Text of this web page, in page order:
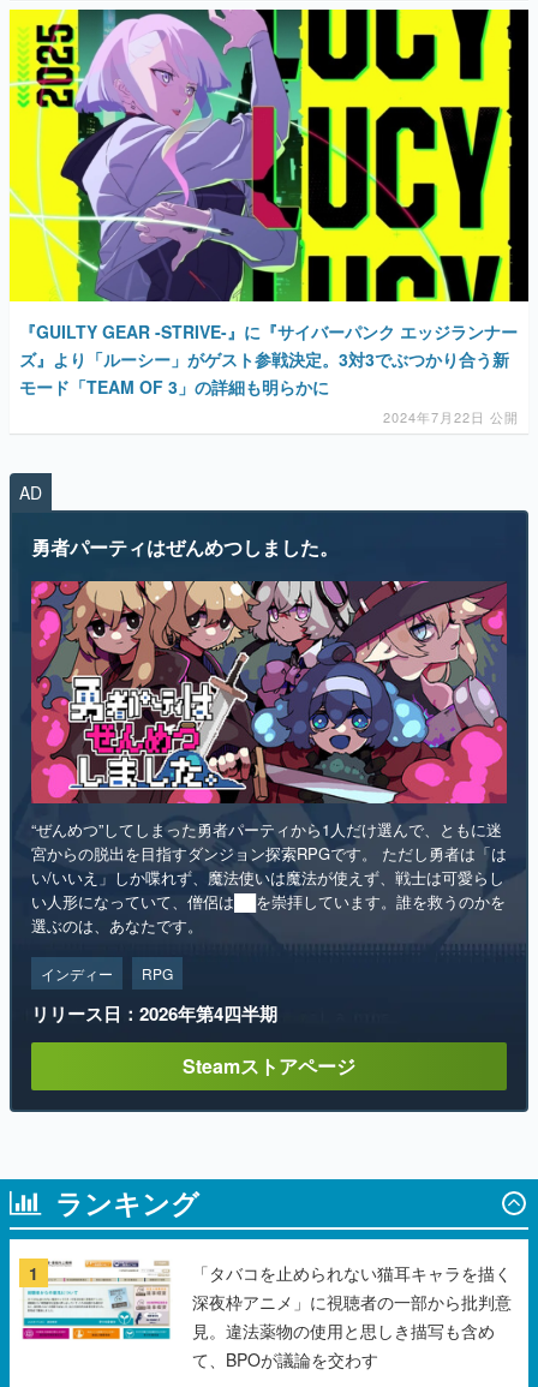
日本モバイルゲーム産業史
日本のモバイルゲーム史における主要なトピック・タイト
ルを網羅するほか、開発者へのインタビューや識者による
解説を掲載。約20年の歴史が一望できる決定版！
若ゲのいたり〜ゲームクリエイターの青春〜
『うつヌケ』『ペンと箸』等で知られるマンガ家・田中圭
一先生によるゲーム業界レポートマンガです。
なんでゲームは面白い？
ゲーム開発者・hamatsu氏がゲームの魅力を画面や操作の
具体的な形から解き明かしていく、硬派で骨太な評論連載
です。
「経験値」「裏技」「ラスボス」… ゲームにまつわる言葉
の起源や用法の変遷を、コンピューター文化史研究家・タ
イニーP氏が徹底調査。
カテゴリ
特集記事
女性向け
アプリレビュー
その他
電ファミニコゲーマーとは？
運営：株式会社マレ
『GUILTY GEAR -STRIVE-』に『サイバーパンク エッジランナー
ズ』より「ルーシー」がゲスト参戦決定。3対3でぶつかり合う新
モード「TEAM OF 3」の詳細も明らかに
2024年7月22日 公開
AD
勇者パーティはぜんめつしました。
“ぜんめつ”してしまった勇者パーティから1人だけ選んで、ともに迷
宮からの脱出を目指すダンジョン探索RPGです。 ただし勇者は「は
い/いいえ」しか喋れず、魔法使いは魔法が使えず、戦士は可愛らし
い人形になっていて、僧侶は██を崇拝しています。誰を救うのかを
選ぶのは、あなたです。
インディー RPG
リリース日：2026年第4四半期
Steamストアページ
ランキング
1
「タバコを止められない猫耳キャラを描く
深夜枠アニメ」に視聴者の一部から批判意
見。違法薬物の使用と思しき描写も含め
て、BPOが議論を交わす